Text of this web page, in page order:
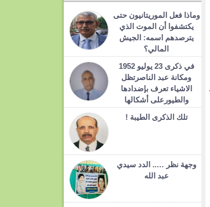
وماذا فعل الموريتانيون حتى
يكتشفوا أن الموت الذي
يترصدهم اسمه: الجيش
المالي؟
في ذكرى 23 يوليو 1952
ومكانة عبد الناصرتظل
الاشياء تعرف بإضدادها
والطيورعلى أشكالها
تلك الذكرى الطيبة !
وجهة نظر ….. الدد سيدي
عبد الله